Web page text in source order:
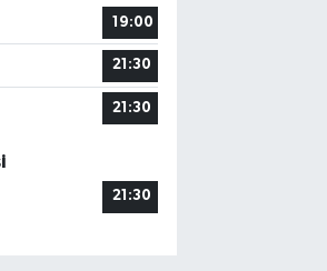
19:00
21:30
21:30
21:30